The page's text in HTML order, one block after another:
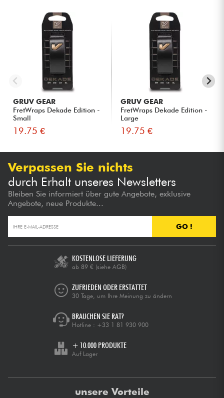
GRUV GEAR
FretWraps Dekade Edition -
Small
19.75 €
GRUV GEAR
FretWraps Dekade Edition -
Large
19.75 €
Verpassen Sie nichts
durch Erhalt unseres Newsletters
Bleiben Sie informiert über gute Angebote, exklusive
Angebote, neue Produkte...
GO !
KOSTENLOSE LIEFERUNG
ab 89 € (siehe AGB)
ZUFRIEDEN ODER ERSTATTET
30 Tage, um Ihre Meinung zu ändern
BRAUCHEN SIE RAT?
Hotline : +33 1 81 930 900
+ 10.000 PRODUKTE
Auf Lager
unsere Vorteile